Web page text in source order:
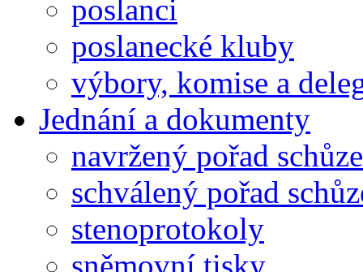
poslanci
poslanecké kluby
výbory, komise a
Jednání a dokumenty
navržený pořad schůze
schválený pořad
stenoprotokoly
sněmovní tisky